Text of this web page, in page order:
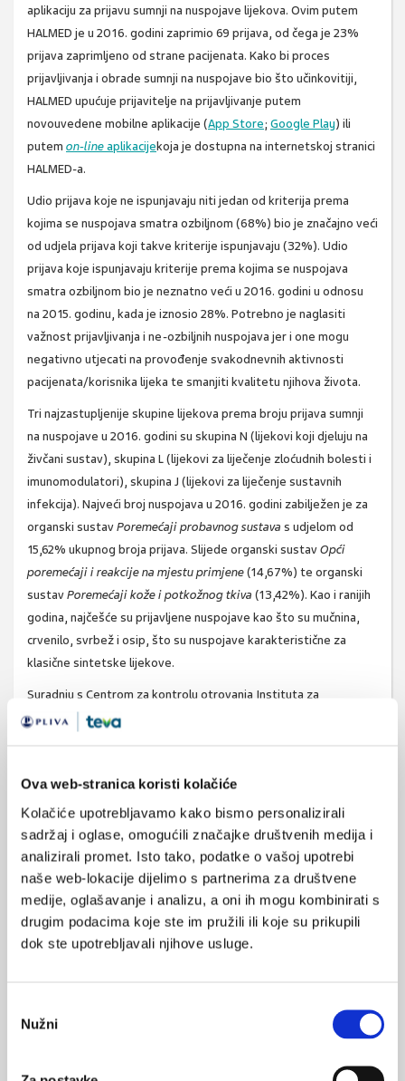
Ova web-stranica koristi kolačiće
Kolačiće upotrebljavamo kako bismo personalizirali
sadržaj i oglase, omogućili značajke društvenih medija i
analizirali promet. Isto tako, podatke o vašoj upotrebi
naše web-lokacije dijelimo s partnerima za društvene
medije, oglašavanje i analizu, a oni ih mogu kombinirati s
drugim podacima koje ste im pružili ili koje su prikupili
dok ste upotrebljavali njihove usluge.
pristanka
Nužni
aplikaciju za prijavu sumnji na nuspojave lijekova. Ovim putem
HALMED je u 2016. godini zaprimio 69 prijava, od čega je 23%
prijava zaprimljeno od strane pacijenata. Kako bi proces
prijavljivanja i obrade sumnji na nuspojave bio što učinkovitiji,
HALMED upućuje prijavitelje na prijavljivanje putem
novouvedene mobilne aplikacije (App Store; Google Play) ili
putem on-lineaplikacijekoja je dostupna na internetskoj stranici
HALMED-a.
Udio prijava koje ne ispunjavaju niti jedan od kriterija prema
kojima se nuspojava smatra ozbiljnom (68%) bio je značajno veći
od udjela prijava koji takve kriterije ispunjavaju (32%). Udio
prijava koje ispunjavaju kriterije prema kojima se nuspojava
smatra ozbiljnom bio je neznatno veći u 2016. godini u odnosu
na 2015. godinu, kada je iznosio 28%. Potrebno je naglasiti
važnost prijavljivanja i ne-ozbiljnih nuspojava jer i one mogu
negativno utjecati na provođenje svakodnevnih aktivnosti
pacijenata/korisnika lijeka te smanjiti kvalitetu njihova života.
Tri najzastupljenije skupine lijekova prema broju prijava sumnji
na nuspojave u 2016. godini su skupina N (lijekovi koji djeluju na
živčani sustav), skupina L (lijekovi za liječenje zloćudnih bolesti i
imunomodulatori), skupina J (lijekovi za liječenje sustavnih
infekcija). Najveći broj nuspojava u 2016. godini zabilježen je za
organski sustavPoremećaji probavnog sustava s udjelom od
15,62% ukupnog broja prijava. Slijede organski sustavOpći
poremećaji i reakcije na mjestu primjene(14,67%) te organski
sustavPoremećaji kože i potkožnog tkiva (13,42%). Kao i ranijih
godina, najčešće su prijavljene nuspojave kao što su mučnina,
crvenilo, svrbež i osip, što su nuspojave karakteristične za
klasične sintetske lijekove.
Suradnju s Centrom za kontrolu otrovanja Instituta za
medicinska istraživanja i medicinu rada (IMI) HALMED je započeo
odnosno predoziranja lijekovima. Budući da IMI, koji daje stručnu
pomoć u liječenju otrovanja u Republici Hrvatskoj, na godišnjoj
razini zaprima značajan broj poziva koji se odnose na trovanja
lijekovima te putem novouspostavljene suradnje predmetne
prijave prosljeđuje HALMED-u, HALMED i IMI očekuju da će
aktivnosti koje će se provoditi u sklopu ove suradnje pridonijeti
unaprjeđenju sigurnosti primjene lijekova i zaštiti javnog
zdravlja.
farmakovigilanciji (Narodne novine, br.
) temeljem kojih
HALMED prati nuspojave zabilježene u Republici Hrvatskoj, a
koje su zdravstveni radnici i nositelji odobrenja za stavljanje